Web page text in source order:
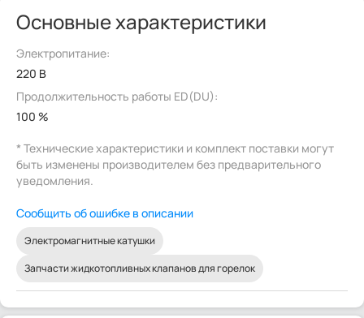
Основные характеристики
Электропитание:
220 В
Продолжительность работы ED(DU):
100 %
* Технические характеристики и комплект поставки могут
быть изменены производителем без предварительного
уведомления.
Сообщить об ошибке в описании
Электромагнитные катушки
Запчасти жидкотопливных клапанов для горелок